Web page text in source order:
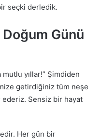
seçki derledik.
Günü
yıllar!” Şimdiden
getirdiğiniz tüm neşe
Sensiz bir hayat
Her gün bir